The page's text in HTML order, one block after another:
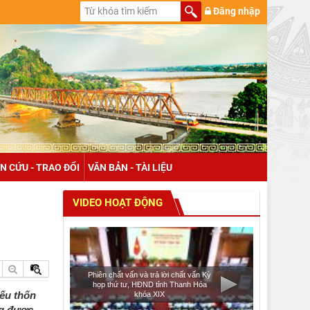
Đăng nhập
CỨU - TRAO ĐỔI VĂN BẢN - TÀI LIỆU
thốn
VIDEO HOẠT ĐỘNG
Phiên chất vấn và trả lời chất vấn Kỳ
họp thứ tư, HĐND tỉnh Thanh Hóa
khóa XIX